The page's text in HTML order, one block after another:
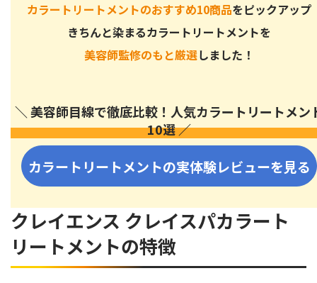
カラートリートメントのおすすめ10商品をピックアップ
きちんと染まるカラートリートメントを
美容師監修のもと厳選しました！
＼ 美容師目線で徹底比較！人気カラートリートメン
10選 ／
カラートリートメントの実体験レビューを見る
クレイエンス クレイスパカラート
リートメントの特徴